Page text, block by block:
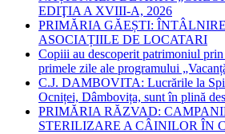
EDIŢIA A XVIII-A, 2026
PRIMĂRIA GĂEȘTI:
ASOCIAȚIILE DE LOCATARI
Copiii au descoperit patrimoniul
primele zile ale programului
C.J. DAMBOVITA: Lucrările la
Ocniței, Dâmbovița, sunt în plină
PRIMĂRIA RĂZVAD:
STERILIZARE A CÂINILOR ÎN